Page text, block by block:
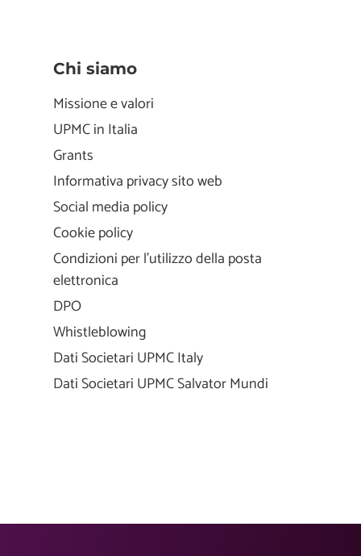
Chi siamo
Missione e valori
UPMC in Italia
Grants
Informativa privacy sito web
Social media policy
Cookie policy
Condizioni per l'utilizzo della posta
elettronica
DPO
Whistleblowing
Dati Societari UPMC Italy
Dati Societari UPMC Salvator Mundi